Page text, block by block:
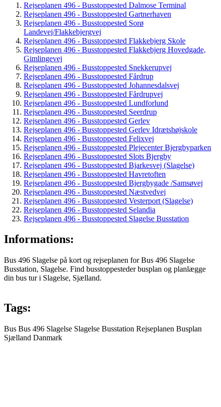
Rejseplanen 496 - Busstoppested Dalmose Terminal
Rejseplanen 496 - Busstoppested Gartnerhaven
Rejseplanen 496 - Busstoppested Sorø
Landevej/Flakkebjergvej
Rejseplanen 496 - Busstoppested Flakkebjerg Skole
Rejseplanen 496 - Busstoppested Flakkebjerg Hovedgade,
Gimlingevej
Rejseplanen 496 - Busstoppested Snekkerupvej
Rejseplanen 496 - Busstoppested Fårdrup
Rejseplanen 496 - Busstoppested Johannesdalsvej
Rejseplanen 496 - Busstoppested Fårdrupvej
Rejseplanen 496 - Busstoppested Lundforlund
Rejseplanen 496 - Busstoppested Seerdrup
Rejseplanen 496 - Busstoppested Gerlev
Rejseplanen 496 - Busstoppested Gerlev Idrætshøjskole
Rejseplanen 496 - Busstoppested Felixvej
Rejseplanen 496 - Busstoppested Plejecenter Bjergbyparken
Rejseplanen 496 - Busstoppested Slots Bjergby
Rejseplanen 496 - Busstoppested Bjarkesvej (Slagelse)
Rejseplanen 496 - Busstoppested Havretoften
Rejseplanen 496 - Busstoppested Bjergbygade /Samsøvej
Rejseplanen 496 - Busstoppested Næstvedvej
Rejseplanen 496 - Busstoppested Vesterport (Slagelse)
Rejseplanen 496 - Busstoppested Selandia
Rejseplanen 496 - Busstoppested Slagelse Busstation
Informations:
Bus 496 Slagelse på kort og rejseplanen for Bus 496 Slagelse
Busstation, Slagelse. Find busstoppesteder busplan og planlægge
din bus tur i Slagelse, Sjælland.
Tags:
Bus Bus 496 Slagelse Slagelse Busstation Rejseplanen Busplan
Sjælland Danmark